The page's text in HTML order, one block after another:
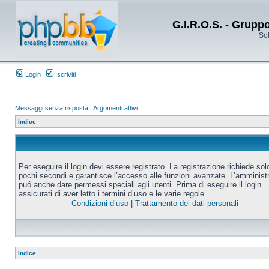
G.I.R.O.S. -
Login Iscriviti
Messaggi senza risposta | Argomenti attivi
Indice
Per eseguire il login devi essere registrato. La registrazione richiede
pochi secondi e garantisce l’accesso alle funzioni avanzate.
puó anche dare permessi speciali agli utenti. Prima di eseguire il login
assicurati di aver letto i termini d’uso e le varie regole.
Condizioni d’uso| Trattamento dei dati personali
Indice